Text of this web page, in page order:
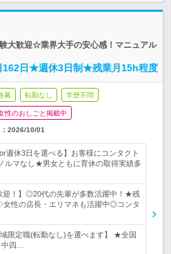
大歓迎☆業界大手の安心感！マニュアル
162日★週休3日制★残業月15h程度
募 転勤なし 学歴不問
性のおしごと掲載中
2026/10/01
週休3日を選べる】お客様にコンタクト
ルマなし★男女ともに育休の取得実績多
迎！】◎20代の先輩が多数活躍中！★残
性の店長・エリマネも活躍中◎コンタ
域限定職(転勤なし)を選べます】 ★全国
四…